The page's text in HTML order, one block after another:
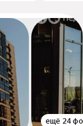
ещё 24